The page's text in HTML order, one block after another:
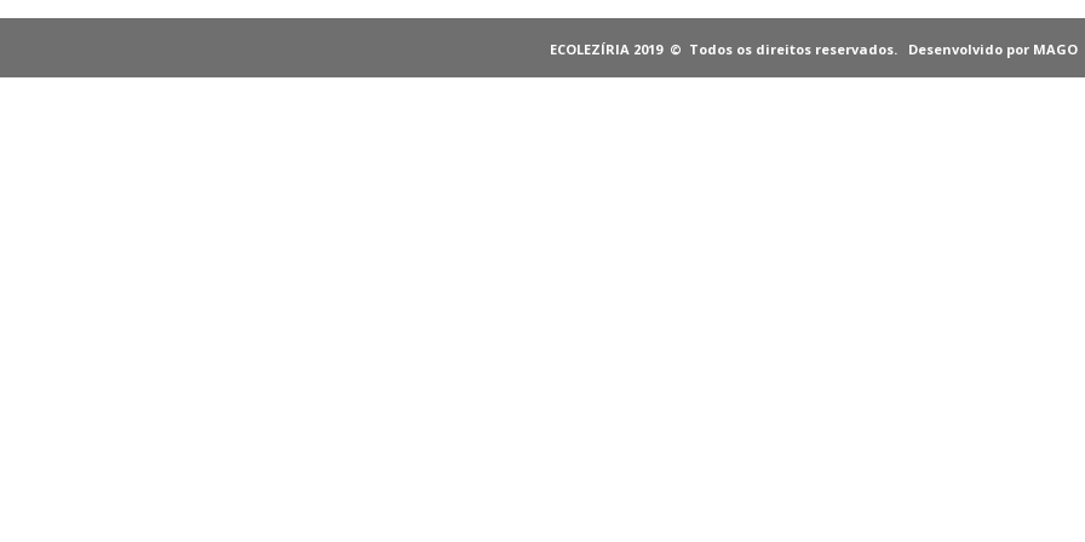
ECOLEZÍRIA 2019 © Todos os direitos reservados. Desenvolvido por MAGO